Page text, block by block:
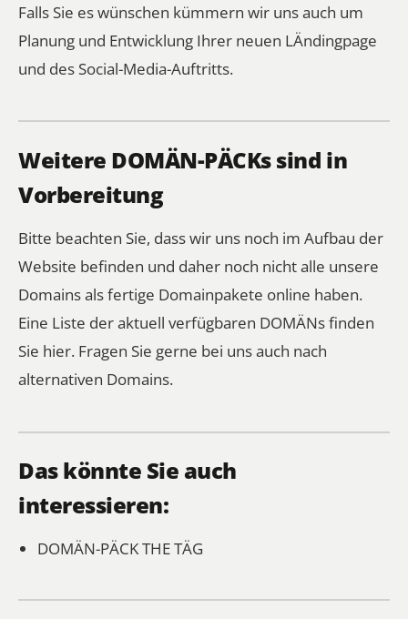
Falls Sie es wünschen kümmern wir uns auch um
Planung und Entwicklung Ihrer neuen LÄndingpage
und des Social-Media-Auftritts.
Weitere DOMÄN-PÄCKs sind in
Vorbereitung
Bitte beachten Sie, dass wir uns noch im Aufbau der
Website befinden und daher noch nicht alle unsere
Domains als fertige Domainpakete online haben.
Eine Liste der aktuell verfügbaren DOMÄNs finden
Sie hier. Fragen Sie gerne bei uns auch nach
alternativen Domains.
Das könnte Sie auch
interessieren:
DOMÄN-PÄCKTHE TÄG